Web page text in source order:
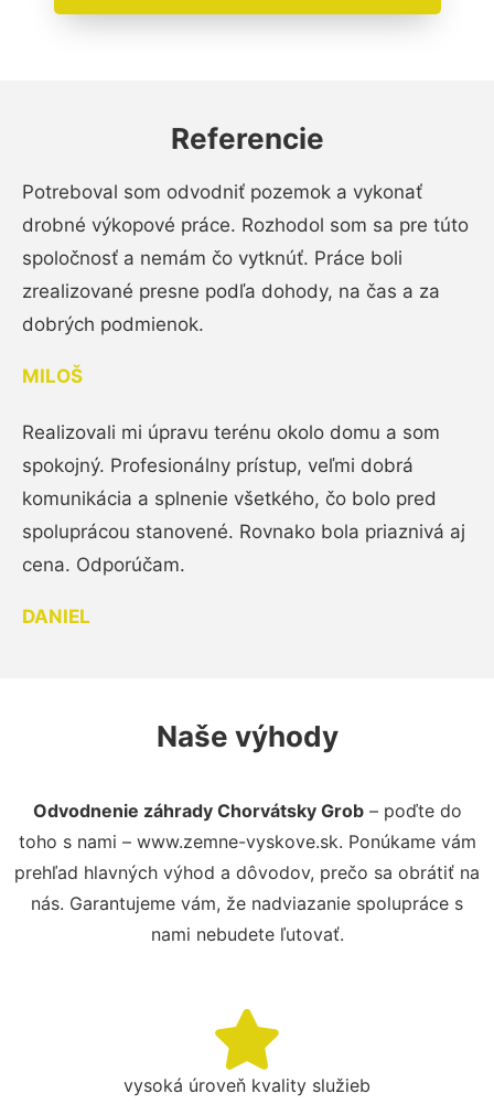
Referencie
Potreboval som odvodniť pozemok a vykonať
drobné výkopové práce. Rozhodol som sa pre túto
spoločnosť a nemám čo vytknúť. Práce boli
zrealizované presne podľa dohody, na čas a za
dobrých podmienok.
MILOŠ
Realizovali mi úpravu terénu okolo domu a som
spokojný. Profesionálny prístup, veľmi dobrá
komunikácia a splnenie všetkého, čo bolo pred
spoluprácou stanovené. Rovnako bola priaznivá aj
cena. Odporúčam.
DANIEL
Naše výhody
Odvodnenie záhrady Chorvátsky Grob– poďte do
toho s nami – www.zemne-vyskove.sk. Ponúkame vám
prehľad hlavných výhod a dôvodov, prečo sa obrátiť na
nás. Garantujeme vám, že nadviazanie spolupráce s
nami nebudete ľutovať.
vysoká úroveň kvality služieb